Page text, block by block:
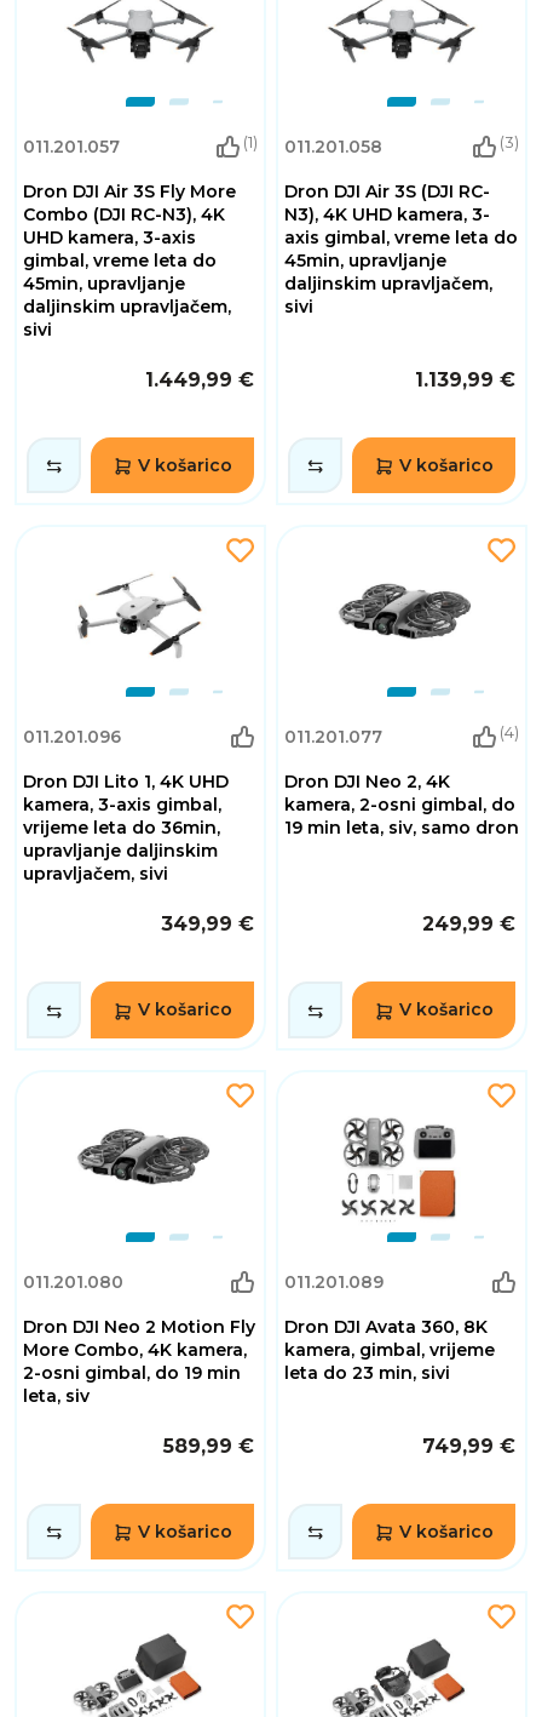
011.201.057 (1)
Dron DJI Air 3S Fly More
Combo (DJI RC-N3), 4K
UHD kamera, 3-axis
gimbal, vreme leta do
45min, upravljanje
daljinskim upravljačem,
sivi
1.449,99 €
V košarico
011.201.058 (3)
Dron DJI Air 3S (DJI RC-
N3), 4K UHD kamera, 3-
axis gimbal, vreme leta do
45min, upravljanje
daljinskim upravljačem,
sivi
1.139,99 €
V košarico
011.201.096
Dron DJI Lito 1, 4K UHD
kamera, 3-axis gimbal,
vrijeme leta do 36min,
upravljanje daljinskim
upravljačem, sivi
349,99 €
V košarico
011.201.077 (4)
Dron DJI Neo 2, 4K
kamera, 2-osni gimbal, do
19 min leta, siv, samo dron
249,99 €
V košarico
011.201.080
Dron DJI Neo 2 Motion Fly
More Combo, 4K kamera,
2-osni gimbal, do 19 min
leta, siv
589,99 €
V košarico
011.201.089
Dron DJI Avata 360, 8K
kamera, gimbal, vrijeme
leta do 23 min, sivi
749,99 €
V košarico